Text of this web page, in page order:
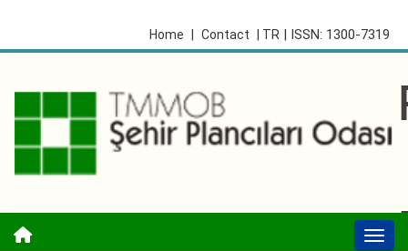
| ISSN: 1300-7319
| TR
Contact
Home